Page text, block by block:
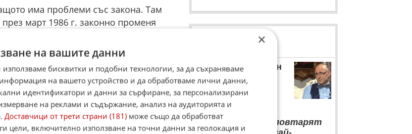
има проблеми със закона. Там
март 1986 г. законно променя
заедно с Изи Страдлин, но скоро
създава нова група заедно с
имената на групите си - Hollywood
ЛОВЦИ НА БИСЕРИ
Любен Дилов – син
Любен Дилов – син с
коментар за Деня на
детето
“ Ако децата не повтарят
×
на вашите данни
бисквитки и подобни технологии, за да съхраняваме
на вашето устройство и да обработваме лични данни,
идентификатори и данни за сърфиране, за персонализирани
на реклами и съдържание, анализ на аудиторията и
Доставчици от трети страни (181) може също да обработват
цели, включително използване на точни данни за геолокация и